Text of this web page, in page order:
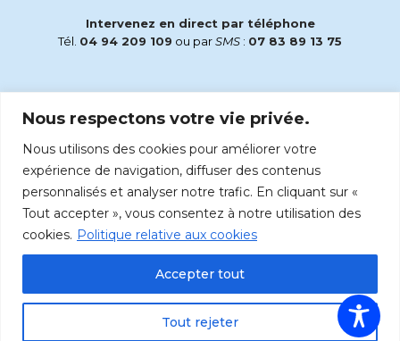
Nous respectons votre vie privée.
Nous utilisons des cookies pour améliorer votre
expérience de navigation, diffuser des contenus
personnalisés et analyser notre trafic. En cliquant sur «
Tout accepter », vous consentez à notre utilisation des
cookies. Politique relative aux cookies
Tout rejeter
Accepter tout
Intervenez en direct par téléphone
Tél. 04 94 209 109 ou parSMS : 07 83 89 13 75
accueil@radiomaria.fr
Écoutez Radio Maria sur :